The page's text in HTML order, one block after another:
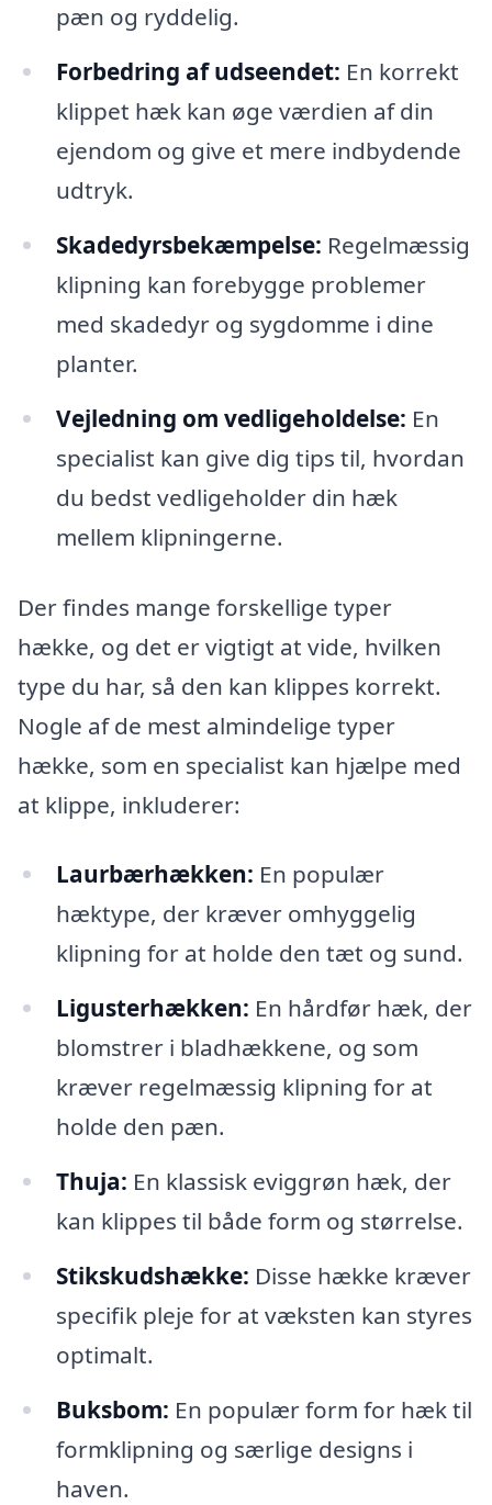
pæn og ryddelig.
Forbedring af udseendet: En korrekt
klippet hæk kan øge værdien af din
ejendom og give et mere indbydende
udtryk.
Skadedyrsbekæmpelse: Regelmæssig
klipning kan forebygge problemer
med skadedyr og sygdomme i dine
planter.
Vejledning om vedligeholdelse: En
specialist kan give dig tips til, hvordan
du bedst vedligeholder din hæk
mellem klipningerne.
Der findes mange forskellige typer
hække, og det er vigtigt at vide, hvilken
type du har, så den kan klippes korrekt.
Nogle af de mest almindelige typer
hække, som en specialist kan hjælpe med
at klippe, inkluderer:
Laurbærhækken: En populær
hæktype, der kræver omhyggelig
klipning for at holde den tæt og sund.
Ligusterhækken: En hårdfør hæk, der
blomstrer i bladhækkene, og som
kræver regelmæssig klipning for at
holde den pæn.
Thuja: En klassisk eviggrøn hæk, der
kan klippes til både form og størrelse.
Stikskudshække: Disse hække kræver
specifik pleje for at væksten kan styres
optimalt.
Buksbom: En populær form for hæk til
formklipning og særlige designs i
haven.